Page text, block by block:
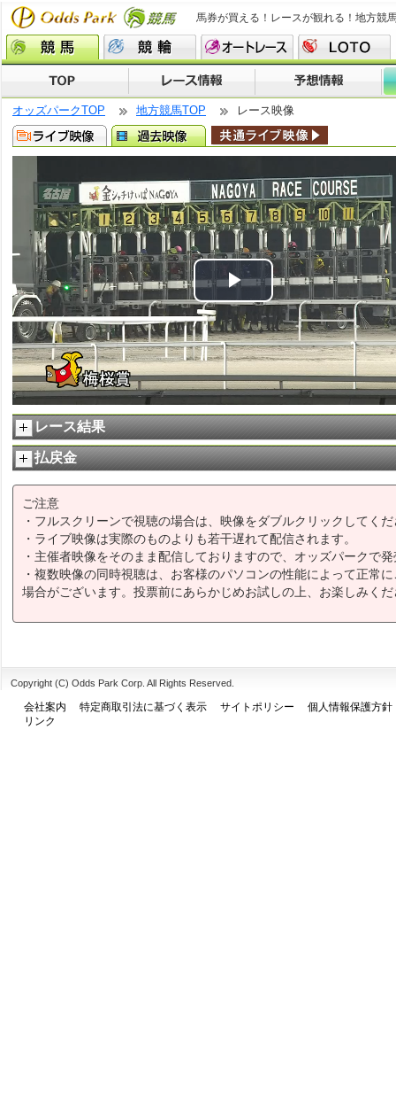
馬券が買える！レースが観れる！地方競
オッズパークTOP 地方競馬TOP レース映像
Play
Video
レース結果
払戻金
ご注意
・フルスクリーンで視聴の場合は、映像をダブルクリックしてく
・ライブ映像は実際のものよりも若干遅れて配信されます。
・主催者映像をそのまま配信しておりますので、オッズパークで
・複数映像の同時視聴は、お客様のパソコンの性能によって正常
場合がございます。投票前にあらかじめお試しの上、お楽しみく
Copyright (C) Odds Park Corp. All Rights Reserved.
会社案内 特定商取引法に基づく表示 サイトポリシー
個人情報保護方針
リンク